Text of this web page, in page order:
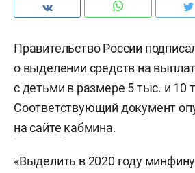
Правительство России
о выделении средств на
с детьми в размере 5 тыс. и 10
Соответствующий документ
на сайте кабмина.
«Выделить в 2020 году